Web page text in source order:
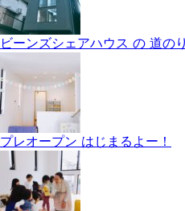
ビーンズシェアハウス の 道のり
プレオープン はじまるよー！